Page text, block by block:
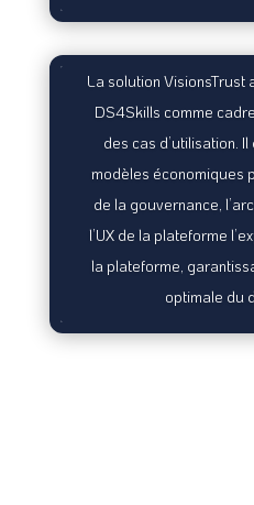
La solution VisionsTrust
DS4Skills comme
des cas d’utilisation.
modèles économiques
de la gouvernance,
l’UX de la plateforme
la plateforme,
optimale du